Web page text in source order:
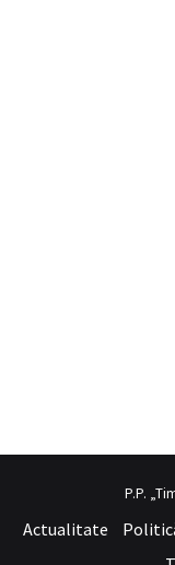
tecrübesinin ve
P.P.
Actualitate